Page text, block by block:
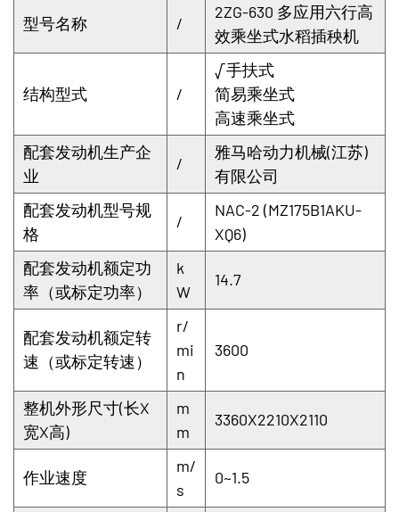
型号名称 /
2ZG-630 多应用六行高
效乘坐式水稻插秧机
结构型式 /
√手扶式
简易乘坐式
高速乘坐式
配套发动机生产企
业
/
雅马哈动力机械(江苏)
有限公司
配套发动机型号规
格
/
NAC-2 (MZ175B1AKU-
XQ6)
配套发动机额定功
率（或标定功率）
k
W
14.7
配套发动机额定转
速（或标定转速）
r/
mi
n
3600
整机外形尺寸(长X
宽X高)
m
m
3360X2210X2110
作业速度
m/
s
0~1.5